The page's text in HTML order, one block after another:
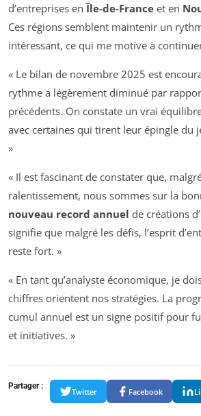
d’entreprises enÎle-de-France et en
Ces régions semblent maintenir un
intéressant, ce qui me motive à
« Le bilan de novembre 2025 est
rythme a légèrement diminué par
précédents. On constate un vrai
avec certaines qui tirent leur épingle du
»
« Il est fascinant de constater que,
ralentissement, nous sommes sur la
nouveau record annuel de créations
signifie que malgré les défis, l’esprit
reste fort. »
« En tant qu’analyste économique, je
chiffres orientent nos stratégies. La
cumul annuel est un signe positif pour
et initiatives. »
Partager :
Twitter Facebook